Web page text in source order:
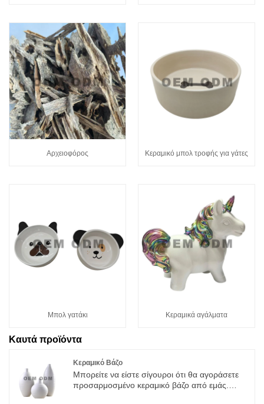
Αρχειοφόρος Κεραμικό μπολ τροφής για γάτες
Μπολ γατάκι Κεραμικά αγάλματα
Καυτά προϊόντα
Κεραμικό Βάζο
Μπορείτε να είστε σίγουροι ότι θα αγοράσετε
προσαρμοσμένο κεραμικό βάζο από εμάς.